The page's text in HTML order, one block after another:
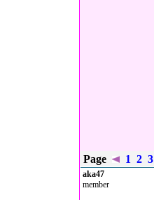
Page 1 2 3
aka47
member